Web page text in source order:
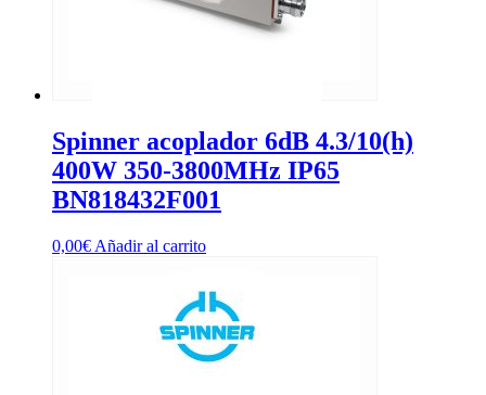
Spinner acoplador 6dB 4.3/10(h)
400W 350-3800MHz IP65
BN818432F001
0,00€ Añadir al carrito